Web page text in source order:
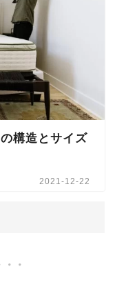
構造とサイズ
2021-12-22